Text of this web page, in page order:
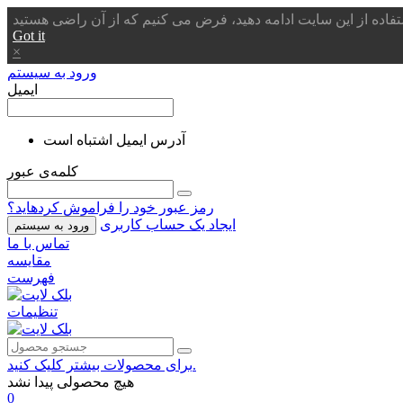
Got it
×
ورود به سیستم
ایمیل
آدرس ایمیل اشتباه است
کلمه‌ی عبور
رمز عبور خود را فراموش کردهاید؟
ورود به سیستم
ایجاد یک حساب کاربری
تماس با ما
مقایسه
فهرست
تنظیمات
برای محصولات بیشتر کلیک کنید.
هیچ محصولی پیدا نشد
0